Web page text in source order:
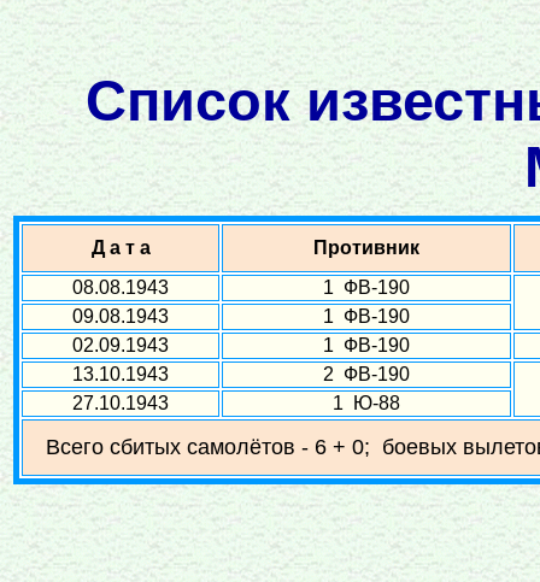
Список
Д а т а
Противник
08.08.1943
1 ФВ-190
09.08.1943
1 ФВ-190
02.09.1943
1 ФВ-190
13.10.1943
2 ФВ-190
27.10.1943
1 Ю-88
Всего сбитых самолётов - 6 + 0; боевых